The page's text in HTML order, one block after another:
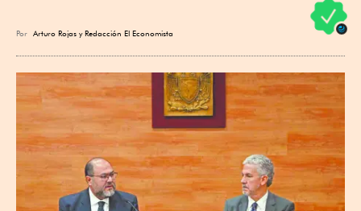
Por Arturo Rojas yRedacción El Economista